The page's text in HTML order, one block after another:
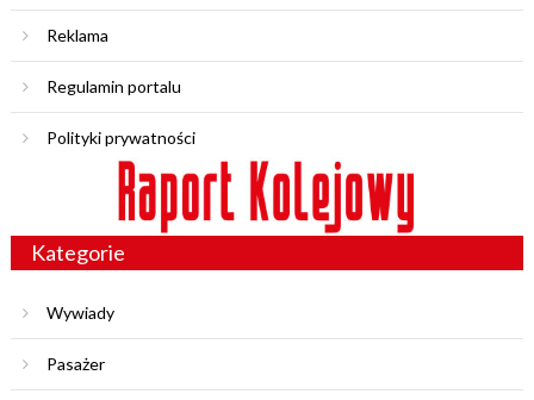
Reklama
Regulamin portalu
Polityki prywatności
Kategorie
Wywiady
Pasażer